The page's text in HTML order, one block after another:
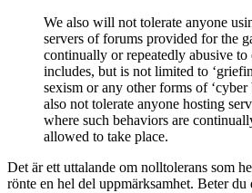
We also will not tolerate anyone
servers of forums provided for the
continually or repeatedly abusive
includes, but is not limited to
sexism or any other forms of
also not tolerate anyone hosting
where such behaviors are
allowed to take place.
Det är ett uttalande om nolltolerans som
rönte en hel del uppmärksamhet. Beter